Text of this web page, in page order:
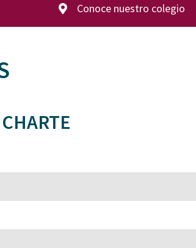
Conoce nuestro colegio